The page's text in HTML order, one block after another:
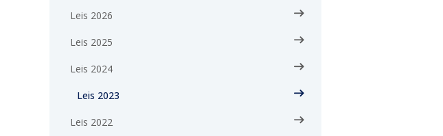
Leis 2026
Leis 2025
Leis 2024
Leis 2023
Leis 2022